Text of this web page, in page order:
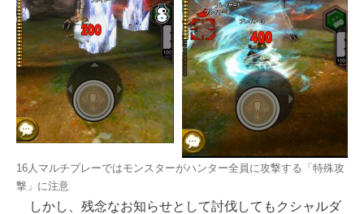
16人マルチプレーではモンスターがハンター全員に攻撃する「特殊攻
撃」に注意
しかし、残念なお知らせとして討伐してもクシャルダ